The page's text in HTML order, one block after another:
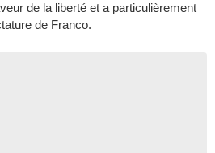
de la liberté et a particulièrement
de Franco.